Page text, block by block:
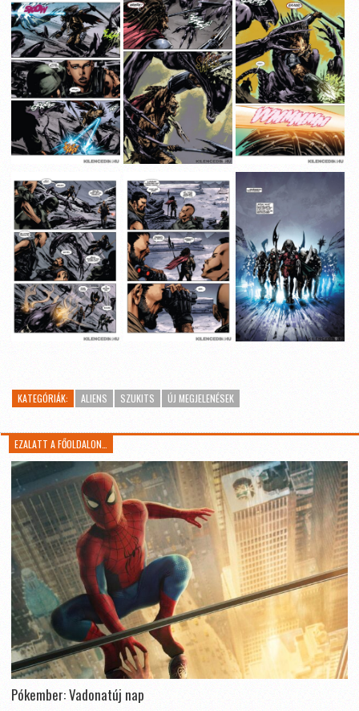
KATEGÓRIÁK: ALIENS SZUKITS ÚJ MEGJELENÉSEK
EZALATT A FŐOLDALON…
Pókember: Vadonatúj nap